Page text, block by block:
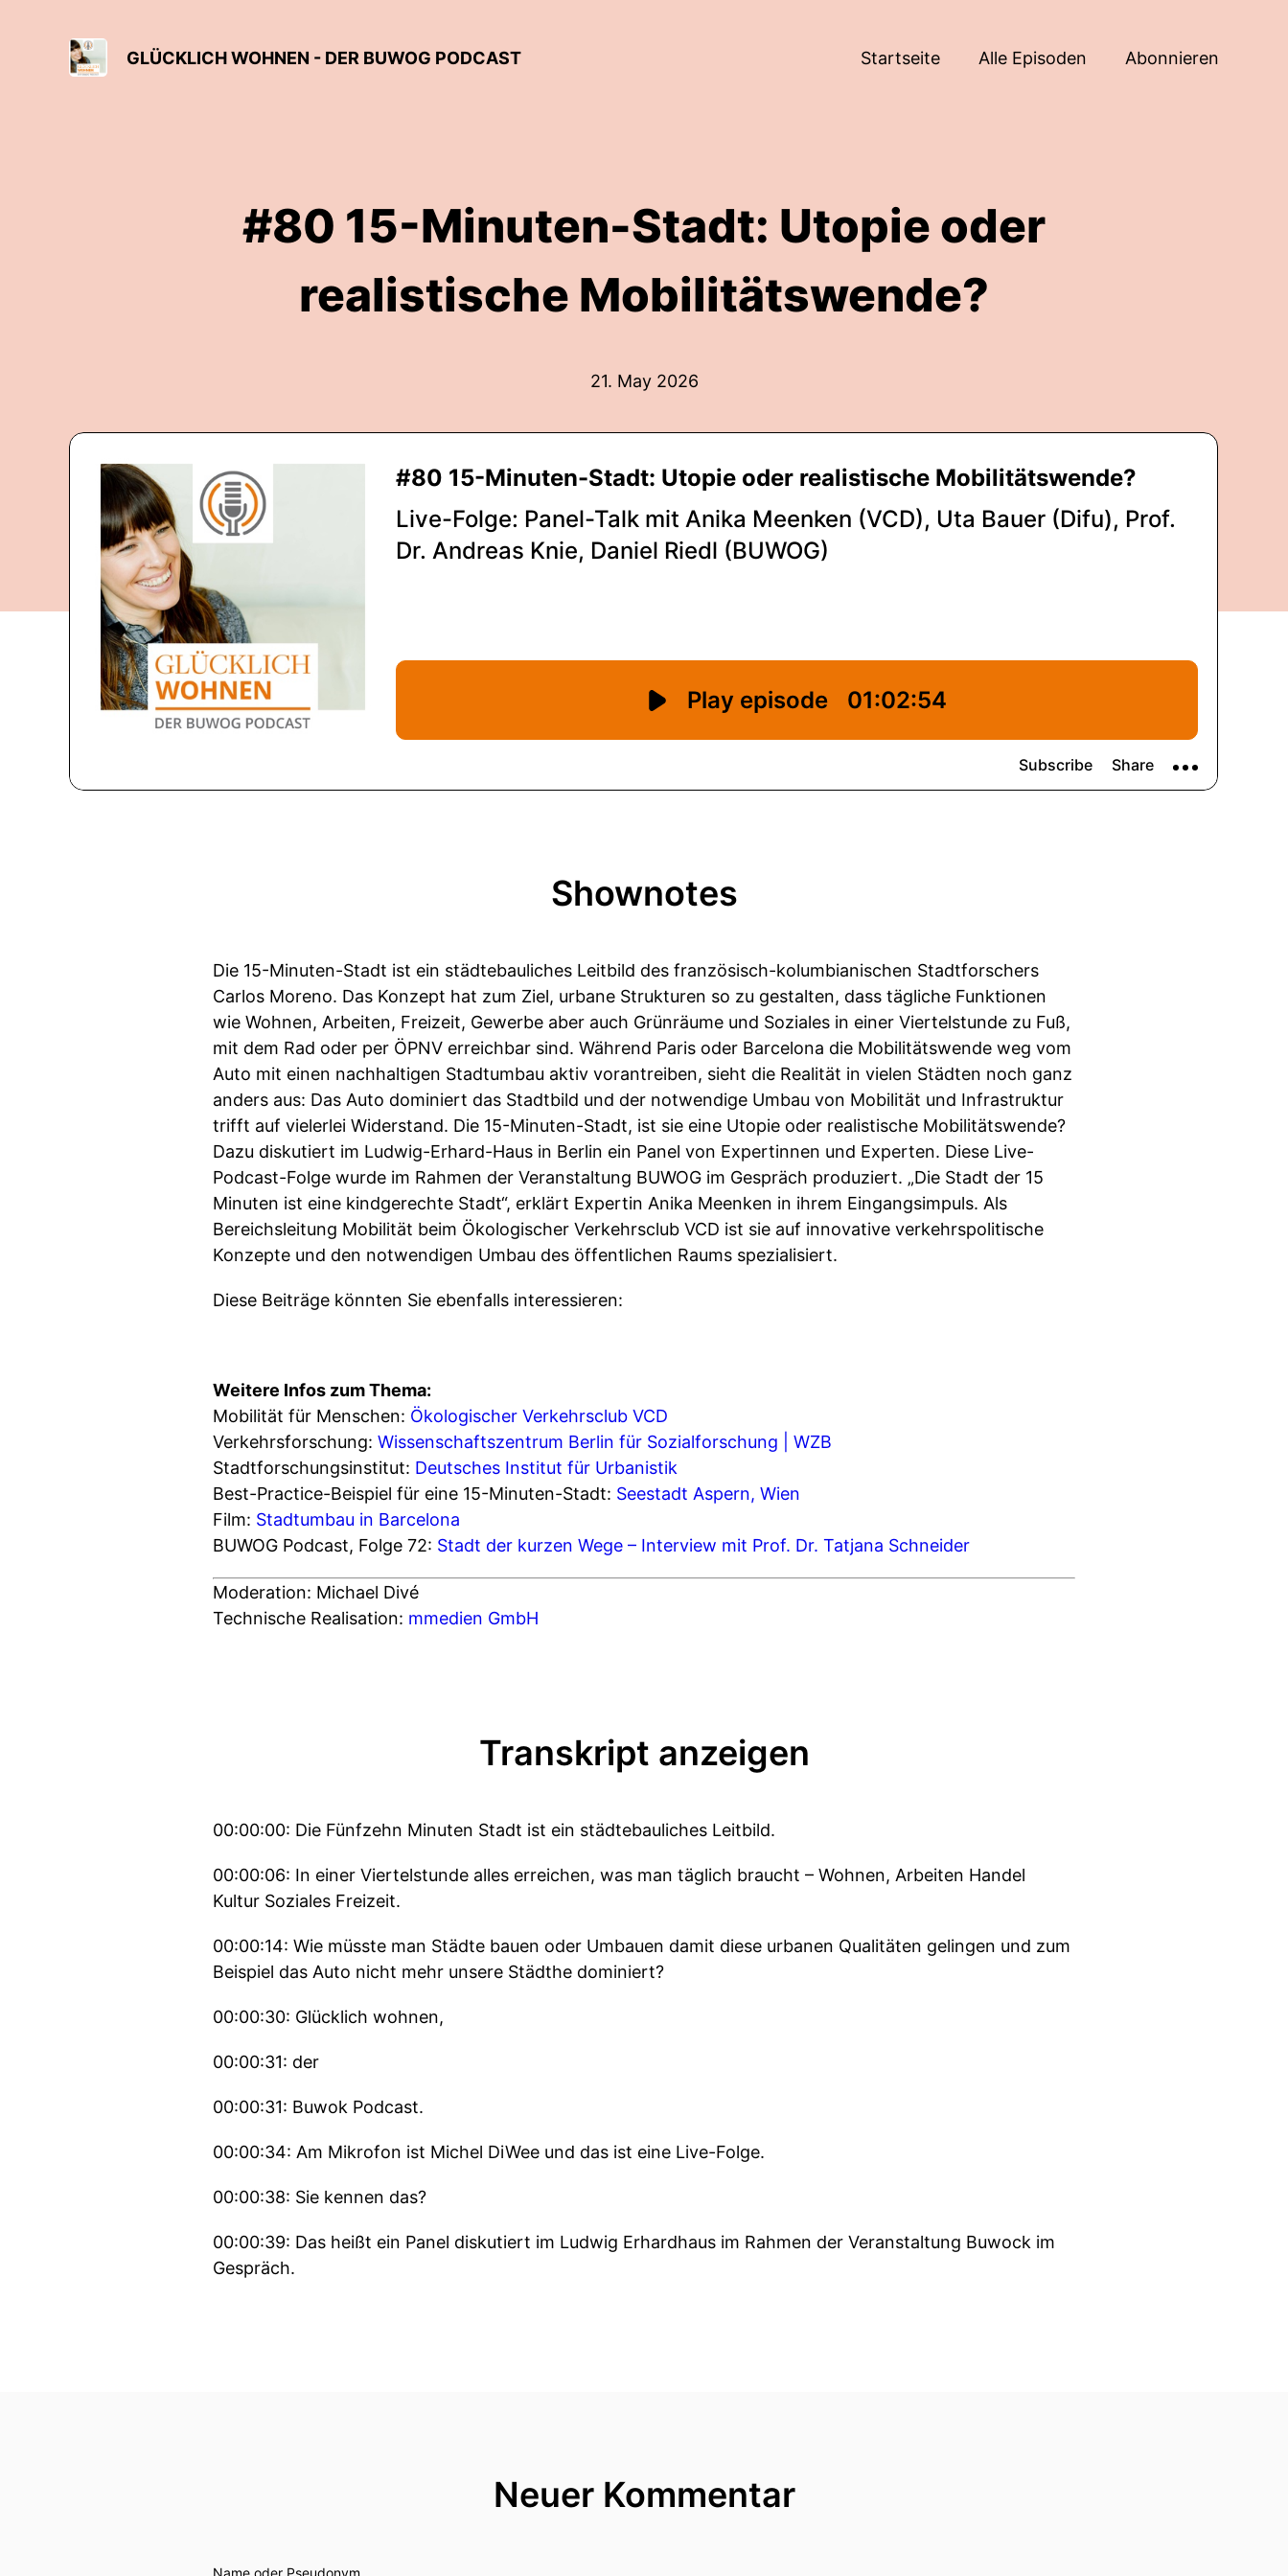
GLÜCKLICH WOHNEN - DER BUWOG PODCAST Startseite Alle Episoden Abonnieren
#80 15-Minuten-Stadt: Utopie oder
realistische Mobilitätswende?
21. May 2026
Shownotes
Die 15-Minuten-Stadt ist ein städtebauliches Leitbild des französisch-kolumbianischen Stadtforschers
Carlos Moreno. Das Konzept hat zum Ziel, urbane Strukturen so zu gestalten, dass tägliche Funktionen
wie Wohnen, Arbeiten, Freizeit, Gewerbe aber auch Grünräume und Soziales in einer Viertelstunde zu Fuß,
mit dem Rad oder per ÖPNV erreichbar sind. Während Paris oder Barcelona die Mobilitätswende weg vom
Auto mit einen nachhaltigen Stadtumbau aktiv vorantreiben, sieht die Realität in vielen Städten noch ganz
anders aus: Das Auto dominiert das Stadtbild und der notwendige Umbau von Mobilität und Infrastruktur
trifft auf vielerlei Widerstand. Die 15-Minuten-Stadt, ist sie eine Utopie oder realistische Mobilitätswende?
Dazu diskutiert im Ludwig-Erhard-Haus in Berlin ein Panel von Expertinnen und Experten. Diese Live-
Podcast-Folge wurde im Rahmen der Veranstaltung BUWOG im Gespräch produziert. „Die Stadt der 15
Minuten ist eine kindgerechte Stadt“, erklärt Expertin Anika Meenken in ihrem Eingangsimpuls. Als
Bereichsleitung Mobilität beim Ökologischer Verkehrsclub VCD ist sie auf innovative verkehrspolitische
Konzepte und den notwendigen Umbau des öffentlichen Raums spezialisiert.
Diese Beiträge könnten Sie ebenfalls interessieren:
Weitere Infos zum Thema:
Mobilität für Menschen: Ökologischer Verkehrsclub VCD
Verkehrsforschung: Wissenschaftszentrum Berlin für Sozialforschung | WZB
Stadtforschungsinstitut: Deutsches Institut für Urbanistik
Best-Practice-Beispiel für eine 15-Minuten-Stadt: Seestadt Aspern, Wien
Film: Stadtumbau in Barcelona
BUWOG Podcast, Folge 72: Stadt der kurzen Wege – Interview mit Prof. Dr. Tatjana Schneider
Moderation: Michael Divé
Technische Realisation: mmedien GmbH
Transkript anzeigen
00:00:00: Die Fünfzehn Minuten Stadt ist ein städtebauliches Leitbild.
00:00:06: In einer Viertelstunde alles erreichen, was man täglich braucht – Wohnen, Arbeiten Handel
Kultur Soziales Freizeit.
00:00:14: Wie müsste man Städte bauen oder Umbauen damit diese urbanen Qualitäten gelingen und zum
Beispiel das Auto nicht mehr unsere Städthe dominiert?
00:00:30: Glücklich wohnen,
00:00:31: der
00:00:31: Buwok Podcast.
00:00:34: Am Mikrofon ist Michel DiWee und das ist eine Live-Folge.
00:00:38: Sie kennen das?
00:00:39: Das heißt ein Panel diskutiert im Ludwig Erhardhaus im Rahmen der Veranstaltung Buwock im
Gespräch.
Neuer Kommentar
Name oder Pseudonym